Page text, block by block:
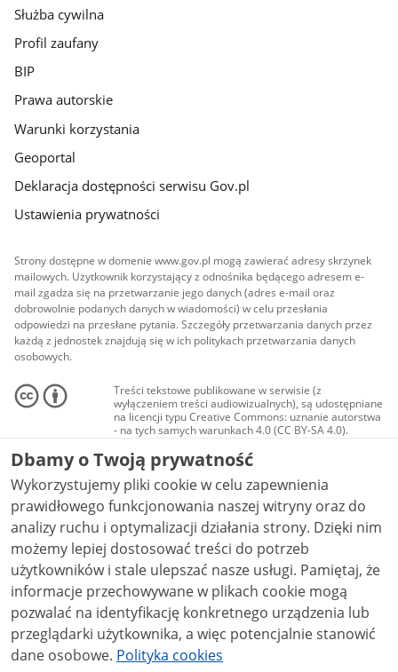
Służba cywilna
Profil zaufany
BIP
Prawa autorskie
Warunki korzystania
Geoportal
Deklaracja dostępności serwisu Gov.pl
Ustawienia prywatności
Strony dostępne w domenie www.gov.pl mogą zawierać adresy skrzynek
mailowych. Użytkownik korzystający z odnośnika będącego adresem e-
mail zgadza się na przetwarzanie jego danych (adres e-mail oraz
dobrowolnie podanych danych w wiadomości) w celu przesłania
odpowiedzi na przesłane pytania. Szczegóły przetwarzania danych przez
każdą z jednostek znajdują się w ich politykach przetwarzania danych
osobowych.
Treści tekstowe publikowane w serwisie (z
wyłączeniem treści audiowizualnych), są udostępniane
na licencji typu Creative Commons: uznanie autorstwa
- na tych samych warunkach 4.0 (CC BY-SA 4.0).
Materiały audiowizualne, w tym zdjęcia, materiały
audio i wideo, są udostępniane na licencji typu
Creative Commons: uznanie autorstwa użycie
niekomercyjne - bez utworów zależnych 4.0 (CC BY-
NC-ND 4.0), o ile nie jest to stwierdzone inaczej.
Dbamy o Twoją prywatność
Wykorzystujemy pliki cookie w celu zapewnienia
prawidłowego funkcjonowania naszej witryny oraz do
analizy ruchu i optymalizacji działania strony. Dzięki nim
możemy lepiej dostosować treści do potrzeb
użytkowników i stale ulepszać nasze usługi. Pamiętaj, że
informacje przechowywane w plikach cookie mogą
pozwalać na identyfikację konkretnego urządzenia lub
przeglądarki użytkownika, a więc potencjalnie stanowić
dane osobowe. Polityka cookies